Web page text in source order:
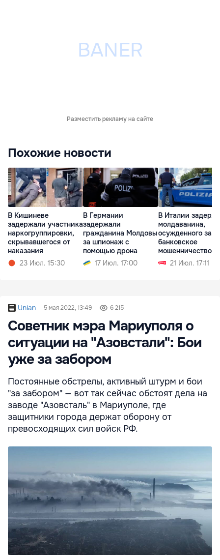
Разместить рекламу на сайте
Похожие новости
В Кишиневе
задержали участника
наркогруппировки,
скрывавшегося от
наказания
23 Июл. 15:30
В Германии
задержали
гражданина Молдовы
за шпионаж с
помощью дрона
17 Июл. 17:00
В Италии
молдаванина,
осужденного за
банковское
мошенничество
родине21 Июл. 17:11
Unian 5 мая 2022, 13:49 6 215
Советник мэра Мариуполя о
ситуации на "Азовстали": Бои
уже за забором
Постоянные обстрелы, активный штурм и бои
"за забором" — вот так сейчас обстоят дела на
заводе "Азовсталь" в Мариуполе, где
защитники города держат оборону от
превосходящих сил войск РФ.